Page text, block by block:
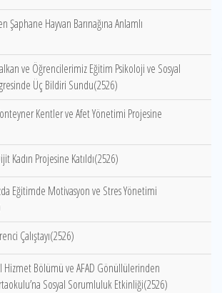
Şaphane Hayvan Barınağına Anlamlı
ve Öğrencilerimiz Eğitim Psikoloji ve Sosyal
Üç Bildiri Sundu(2526)
Kentler ve Afet Yönetimi Projesine
Kadın Projesine Katıldı(2526)
Eğitimde Motivasyon ve Stres Yönetimi
Çalıştayı(2526)
Hizmet Bölümü ve AFAD Gönüllülerinden
Sosyal Sorumluluk Etkinliği(2526)